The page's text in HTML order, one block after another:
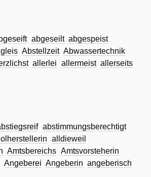
abgeseilt abgespeist
Abstellzeit Abwassertechnik
allerlei allermeist allerseits
abstimmungsberechtigt
alldieweil
Amtsbereichs Amtsvorsteherin
Angeberei Angeberin angeberisch